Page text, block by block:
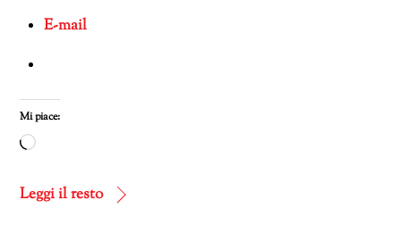
E-mail
Mi piace:
Caricamento
corso…
Leggi il resto